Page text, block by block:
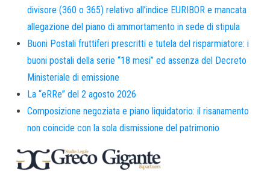
divisore (360 o 365) relativo all’indice EURIBOR e mancata
allegazione del piano di ammortamento in sede di stipula
Buoni Postali fruttiferi prescritti e tutela del risparmiatore: i
buoni postali della serie “18 mesi” ed assenza del Decreto
Ministeriale di emissione
La “eRRe” del 2 agosto 2026
Composizione negoziata e piano liquidatorio: il risanamento
non coincide con la sola dismissione del patrimonio